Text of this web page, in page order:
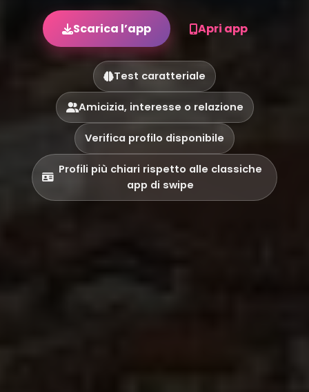
Scarica l’app Apri app
Test caratteriale
Amicizia, interesse o relazione
Verifica profilo disponibile
Profili più chiari rispetto alle classiche
app di swipe